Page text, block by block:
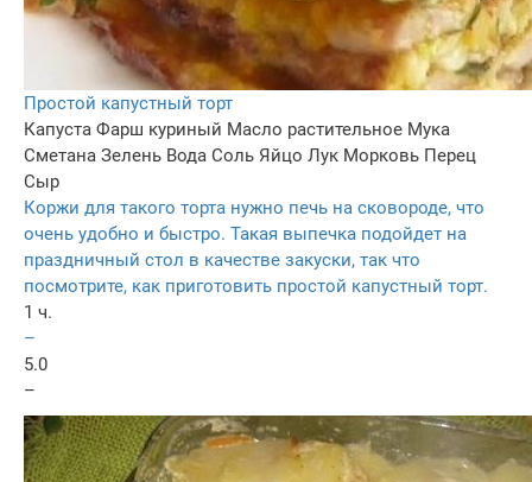
Простой капустный торт
Капуста Фарш куриный Масло растительное Мука
Сметана Зелень Вода Соль Яйцо Лук Морковь Перец
Сыр
Коржи для такого торта нужно печь на сковороде, что
очень удобно и быстро. Такая выпечка подойдет на
праздничный стол в качестве закуски, так что
посмотрите, как приготовить простой капустный торт.
1 ч.
–
5.0
–